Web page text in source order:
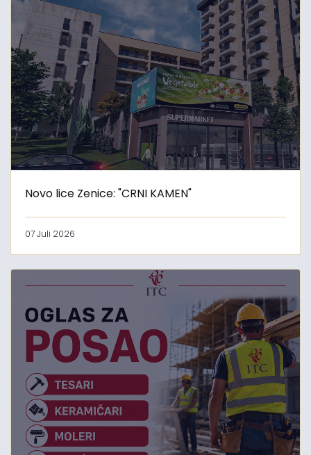
Novo lice Zenice: "CRNI KAMEN"
07 Juli 2026